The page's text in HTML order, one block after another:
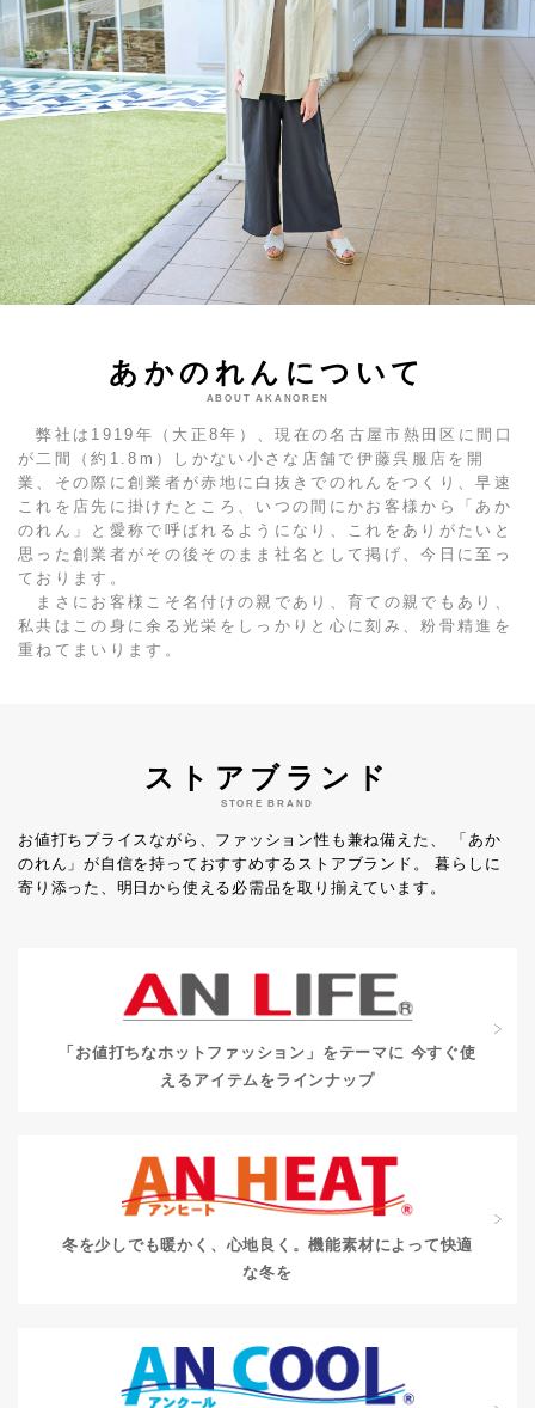
あかのれんについて
ABOUT AKANOREN
弊社は1919年（大正8年）、現在の名古屋市熱田区に間口
が二間（約1.8m）しかない小さな店舗で伊藤呉服店を開
業、その際に創業者が赤地に白抜きでのれんをつくり、早速
これを店先に掛けたところ、いつの間にかお客様から「あか
のれん」と愛称で呼ばれるようになり、これをありがたいと
思った創業者がその後そのまま社名として掲げ、今日に至っ
ております。
まさにお客様こそ名付けの親であり、育ての親でもあり、
私共はこの身に余る光栄をしっかりと心に刻み、粉骨精進を
重ねてまいります。
ストアブランド
STORE BRAND
お値打ちプライスながら、ファッション性も兼ね備えた、
「あか
のれん」が自信を持っておすすめするストアブランド。
暮らしに
寄り添った、明日から使える必需品を取り揃えています。
「お値打ちなホットファッション」をテーマに 今すぐ使
えるアイテムをラインナップ
冬を少しでも暖かく、心地良く。機能素材によって快適
な冬を